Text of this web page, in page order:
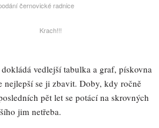
černovické radnice
Krach!!!
vedlejší tabulka a graf, pískovna
se ji zbavit. Doby, kdy ročně
pět let se potácí na skrovných
jim netřeba.